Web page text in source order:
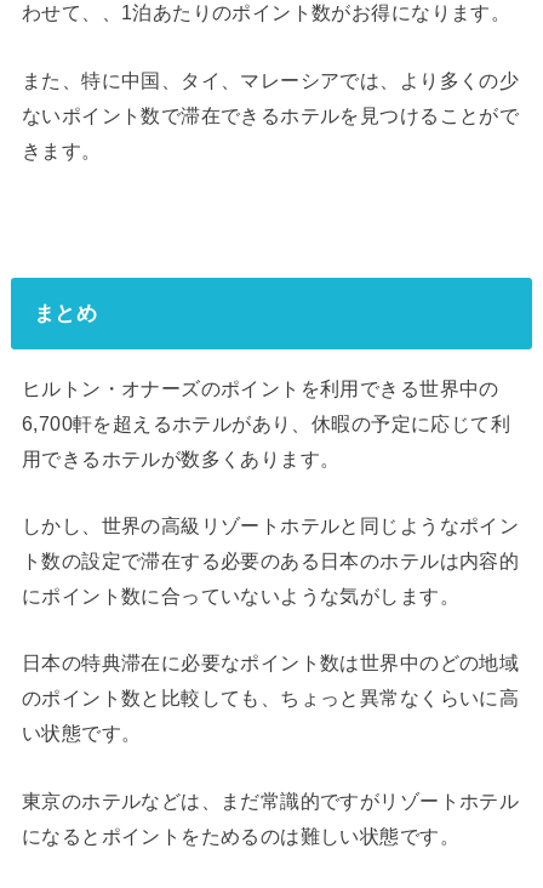
わせて、、1泊あたりのポイント数がお得になります。
また、特に中国、タイ、マレーシアでは、より多くの少
ないポイント数で滞在できるホテルを見つけることがで
きます。
まとめ
ヒルトン・オナーズのポイントを利用できる世界中の
6,700軒を超えるホテルがあり、休暇の予定に応じて利
用できるホテルが数多くあります。
しかし、世界の高級リゾートホテルと同じようなポイン
ト数の設定で滞在する必要のある日本のホテルは内容的
にポイント数に合っていないような気がします。
日本の特典滞在に必要なポイント数は世界中のどの地域
のポイント数と比較しても、ちょっと異常なくらいに高
い状態です。
東京のホテルなどは、まだ常識的ですがリゾートホテル
になるとポイントをためるのは難しい状態です。